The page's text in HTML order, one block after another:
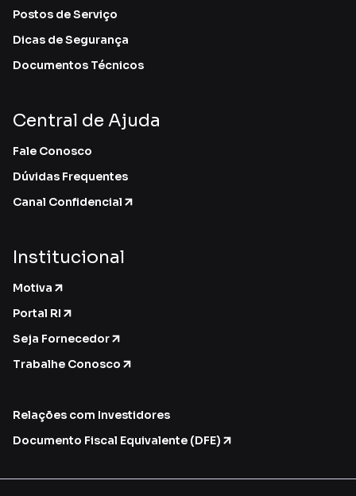
Postos de Serviço
Dicas de Segurança
Documentos Técnicos
Central de Ajuda
Fale Conosco
Dúvidas Frequentes
Canal Confidencial
Institucional
Motiva
Portal RI
Seja Fornecedor
Trabalhe Conosco
Relações com Investidores
Documento Fiscal Equivalente (DFE)